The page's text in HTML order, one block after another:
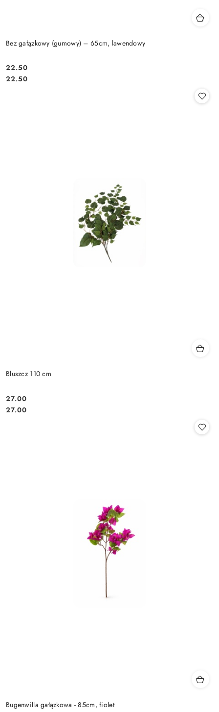
Bez gałązkowy (gumowy) – 65cm, lawendowy
Cena:
22.50
Cena:
22.50
Bluszcz 110 cm
Cena:
27.00
Cena:
27.00
Bugenwilla gałązkowa - 85cm, fiolet